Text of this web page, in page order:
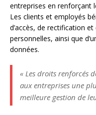
entreprises en renforçant
Les clients et employés
d’accès, de rectification
personnelles, ainsi que
données.
« Les droits renforcés
aux entreprises une
meilleure gestion de